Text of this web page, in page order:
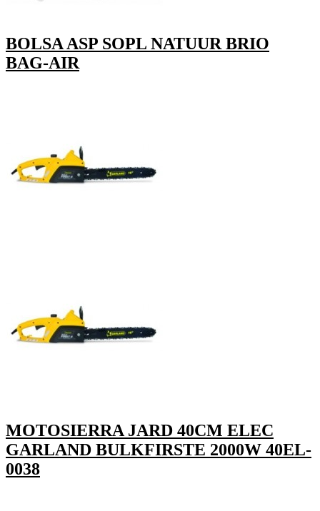
BOLSA ASP SOPL NATUUR BRIO
BAG-AIR
MOTOSIERRA JARD 40CM ELEC
GARLAND BULKFIRSTE 2000W 40EL-
0038